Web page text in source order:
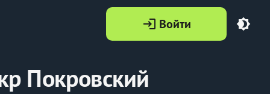
login Войти brightness_4
Покровский